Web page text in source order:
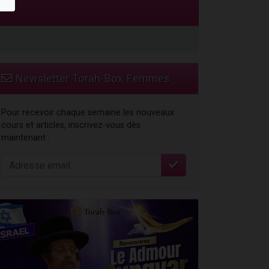
le temps
Newsletter Torah-Box Femmes
Pour recevoir chaque semaine les nouveaux
cours et articles, inscrivez-vous dès
maintenant :